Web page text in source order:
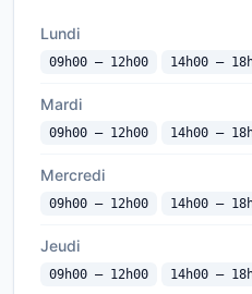
Lundi
09h00 — 12h00 14h00 —
Mardi
09h00 — 12h00 14h00 —
Mercredi
09h00 — 12h00 14h00 —
Jeudi
09h00 — 12h00 14h00 —